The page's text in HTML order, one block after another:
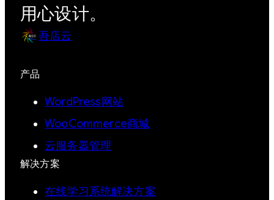
用心设计。
吾店云
产品
WordPress网站
WooCommerce商城
云服务器管理
解决方案
在线学习系统解决方案